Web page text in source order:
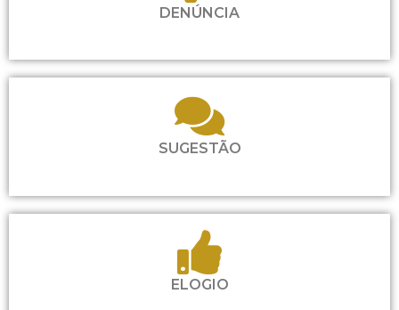
DENÚNCIA
SUGESTÃO
ELOGIO